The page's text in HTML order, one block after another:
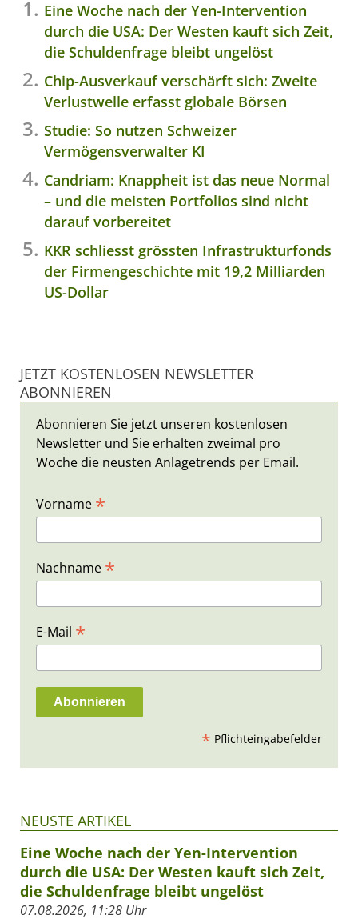
Eine Woche nach der Yen-Intervention
durch die USA: Der Westen kauft sich Zeit,
die Schuldenfrage bleibt ungelöst
Chip-Ausverkauf verschärft sich: Zweite
Verlustwelle erfasst globale Börsen
Studie: So nutzen Schweizer
Vermögensverwalter KI
Candriam: Knappheit ist das neue Normal
– und die meisten Portfolios sind nicht
darauf vorbereitet
KKR schliesst grössten Infrastrukturfonds
der Firmengeschichte mit 19,2 Milliarden
US-Dollar
JETZT KOSTENLOSEN NEWSLETTER
ABONNIEREN
Abonnieren Sie jetzt unseren kostenlosen
Newsletter und Sie erhalten zweimal pro
Woche die neusten Anlagetrends per Email.
Vorname *
Nachname *
E-Mail *
* Pflichteingabefelder
NEUSTE ARTIKEL
Eine Woche nach der Yen-Intervention
durch die USA: Der Westen kauft sich Zeit,
die Schuldenfrage bleibt ungelöst
07.08.2026, 11:28 Uhr